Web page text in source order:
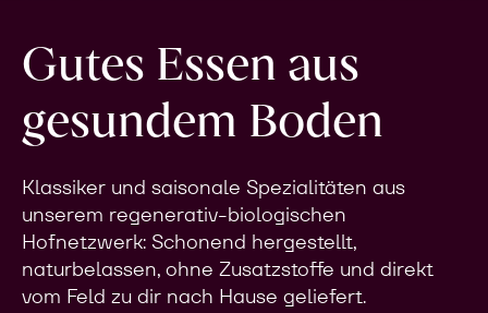
Gutes Essen aus
gesundem Boden
Klassiker und saisonale Spezialitäten aus
unserem regenerativ-biologischen
Hofnetzwerk: Schonend hergestellt,
naturbelassen, ohne Zusatzstoffe und direkt
vom Feld zu dir nach Hause geliefert.